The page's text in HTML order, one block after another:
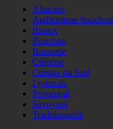
Alsacien
Authentique bouchon
Bistrot
Bouchon
Brasserie
Crêperie
Cuisine du Sud
Lyonnais
Provençal
Savoyard
Traditionnelle